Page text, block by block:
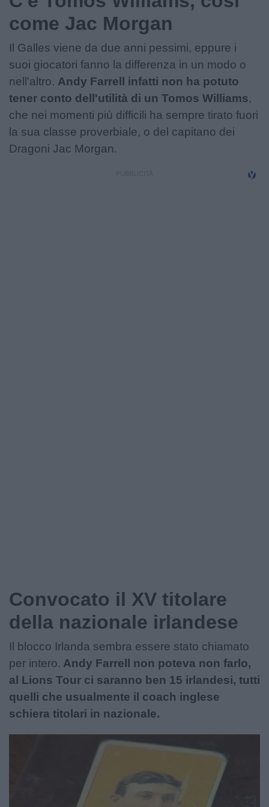
come Jac Morgan
Il Galles viene da due anni pessimi, eppure i
suoi giocatori fanno la differenza in un modo o
nell'altro. Andy Farrell infatti non ha potuto
tener conto dell'utilità di un Tomos Williams,
che nei momenti più difficili ha sempre tirato fuori
la sua classe proverbiale, o del capitano dei
Dragoni Jac Morgan.
Convocato il XV titolare
della nazionale irlandese
Il blocco Irlanda sembra essere stato chiamato
per intero. Andy Farrell non poteva non farlo,
al Lions Tour ci saranno ben 15 irlandesi, tutti
quelli che usualmente il coach inglese
schiera titolari in nazionale.